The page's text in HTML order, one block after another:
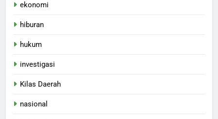
ekonomi
hiburan
hukum
investigasi
Kilas Daerah
nasional